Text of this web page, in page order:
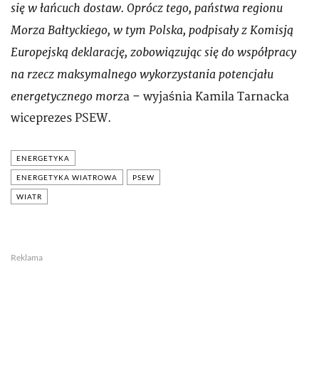
się w łańcuch dostaw. Oprócz tego, państwa regionu
Morza Bałtyckiego, w tym Polska, podpisały z Komisją
Europejską deklarację, zobowiązując się do współpracy
na rzecz maksymalnego wykorzystania potencjału
energetycznego morza – wyjaśnia Kamila Tarnacka
wiceprezes PSEW.
ENERGETYKA
ENERGETYKA WIATROWA PSEW
WIATR
Reklama